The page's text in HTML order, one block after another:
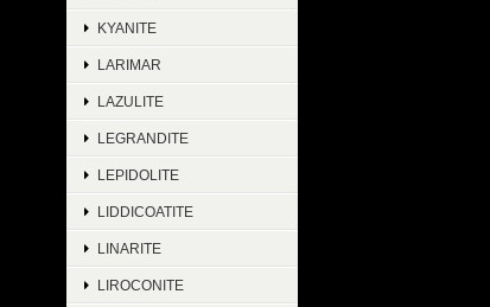
KYANITE
LARIMAR
LAZULITE
LEGRANDITE
LEPIDOLITE
LIDDICOATITE
LINARITE
LIROCONITE